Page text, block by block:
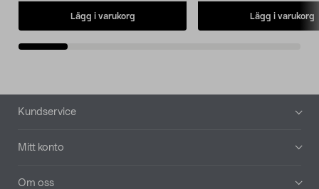
Lägg i varukorg Lägg i varukorg
Sidfot
Kundservice
Mitt konto
Om oss